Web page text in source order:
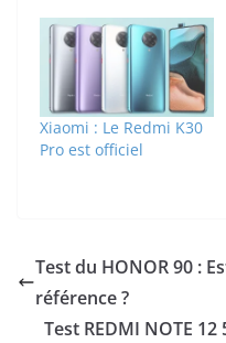
Xiaomi : Le Redmi K30
Pro est officiel
Test du HONOR 90 :
référence ?
Test REDMI NOTE